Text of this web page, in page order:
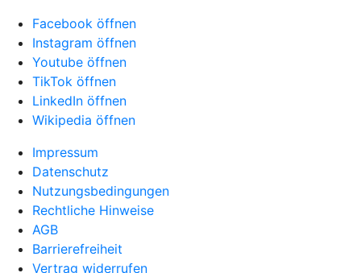
Facebook öffnen
Instagram öffnen
Youtube öffnen
TikTok öffnen
LinkedIn öffnen
Wikipedia öffnen
Impressum
Datenschutz
Nutzungsbedingungen
Rechtliche Hinweise
AGB
Barrierefreiheit
Vertrag widerrufen